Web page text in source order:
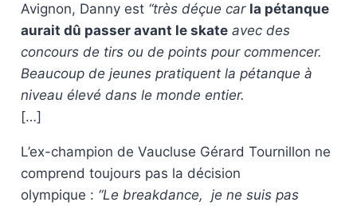
Avignon, Danny est “très déçue car la pétanque
aurait dû passer avant le skate avec des
concours de tirs ou de points pour commencer.
Beaucoup de jeunes pratiquent la pétanque à
niveau élevé dans le monde entier.
[…]
L’ex-champion de Vaucluse Gérard Tournillon ne
comprend toujours pas la décision
olympique : “Le breakdance, je ne suis pas